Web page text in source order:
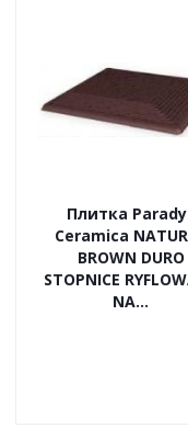
Плитка
Ceramica
BROWN DURO
STOPNICE
NA...